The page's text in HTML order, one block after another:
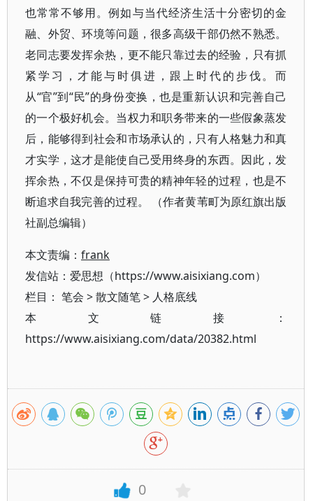
也常常不够用。例如与当代经济生活十分密切的金
融、外贸、环境等问题，很多高级干部仍然不熟悉。
老同志要发挥余热，更不能只靠过去的经验，只有抓
紧学习，才能与时俱进，跟上时代的步伐。而
从“官”到“民”的身份变换，也是重新认识和完善自己
的一个极好机会。当权力和职务带来的一些假象蒸发
后，能够得到社会和市场承认的，只有人格魅力和真
才实学，这才是能使自己受用终身的东西。因此，发
挥余热，不仅是保持可贵的精神年轻的过程，也是不
断追求自我完善的过程。 （作者黄苇町为原红旗出版
社副总编辑）
本文责编： frank
发信站：爱思想（https://www.aisixiang.com）
栏目： 笔会 >散文随笔> 人格底线
本文链接：
https://www.aisixiang.com/data/20382.html
0